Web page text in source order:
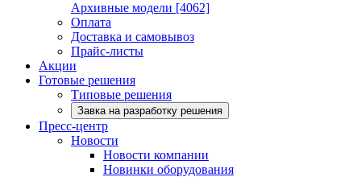
Архивные модели [4062]
Оплата
Доставка и самовывоз
Прайс-листы
Акции
Готовые решения
Типовые решения
Завка на разработку решения
Пресс-центр
Новости
Новости компании
Новинки оборудования